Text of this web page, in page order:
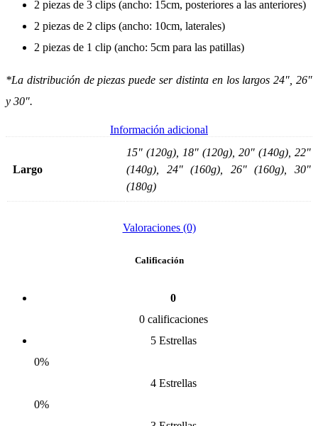
2 piezas de 3 clips (ancho: 15cm, posteriores a las anteriores)
2 piezas de 2 clips (ancho: 10cm, laterales)
2 piezas de 1 clip (ancho: 5cm para las patillas)
*La distribución de piezas puede ser distinta en los largos 24″, 26″
y 30″.
Información adicional
Largo
15" (120g), 18" (120g), 20" (140g), 22"
(140g), 24" (160g), 26" (160g), 30"
(180g)
Valoraciones (0)
Calificación
0
0 calificaciones
5 Estrellas
0%
4 Estrellas
0%